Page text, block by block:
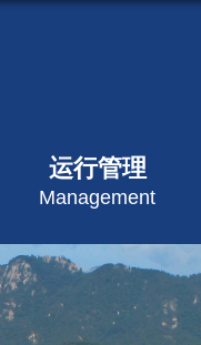
运行管理
Management